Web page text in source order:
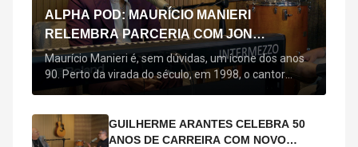
ALPHA POD: MAURÍCIO MANIERI
RELEMBRA PARCERIA COM JON
SECADA, ORIGEM DE "BEM QUERER" E
MAIS
Maurício Manieri é, sem dúvidas, um ícone dos anos
90. Perto da virada do século, em 1998, o cantor
estreou oficialmente com o seu primeiro disco, "A
acompanham até hoje, quase trinta anos mais tarde:
"Bem Querer" e "Minha Menina". Em 2026, o astro
GUILHERME ARANTES CELEBRA 50
ANOS DE CARREIRA COM NOVO